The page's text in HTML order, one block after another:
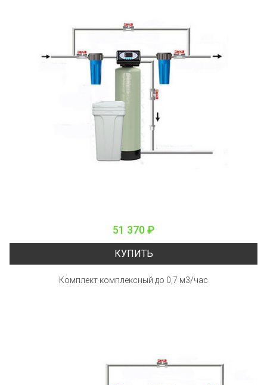
51 370 ₽
КУПИТЬ
Комплект комплексный до 0,7 м3/час